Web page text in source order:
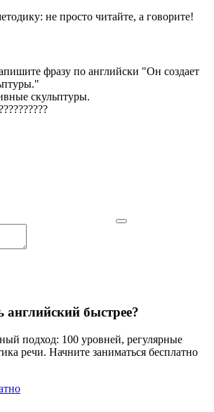
не просто читайте, а говорите!
фразу по английски "Он создает
"
скульптуры.
?????????
английский быстрее?
подход: 100 уровней, регулярные
речи. Начните заниматься бесплатно